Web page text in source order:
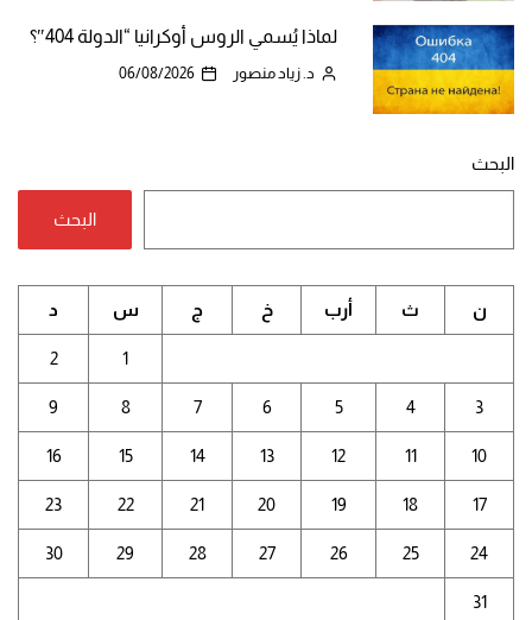
لماذا يُسمي الروس أوكرانيا “الدولة 404″؟
د. زياد منصور 06/08/2026
البحث
البحث
ن ث أرب خ ج س د
1
2
3
4
5
6
7
8
9
10
11
12
13
14
15
16
17
18
19
20
21
22
23
24
25
26
27
28
29
30
31